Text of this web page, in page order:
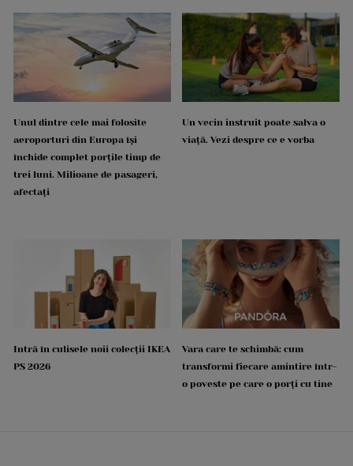
Unul dintre cele mai folosite
aeroporturi din Europa își
închide complet porțile timp de
trei luni. Milioane de pasageri,
afectați
Un vecin instruit poate salva o
viață. Vezi despre ce e vorba
Intră în culisele noii colecții IKEA
PS 2026
Vara care te schimbă: cum
transformi fiecare amintire într-
o poveste pe care o porți cu tine